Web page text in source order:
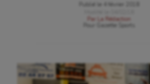
Publié le
4 février 2018
Par
La Rédaction
Gazette Sports